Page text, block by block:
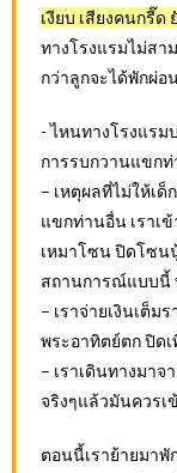
เงียบ เสียงคนกรี๊ด
ทางโรงแรมไม่สา
กว่าลูกจะได้พักผ่อ
‪- ไหนทางโรงแรม
การรบกวานแขก
– เหตุผลที่ไม่ให้เ
แขกท่านอื่น เราเ
เหมาโซน ปิดโซน
สถานการณ์แบบนี้
– เราจ่ายเงินเต็ม
พระอาทิตย์ตก ปิด
– เราเดินทางมาจ
จริงๆแล้วมันควรเ
ตอนนี้เราย้ายมาพั